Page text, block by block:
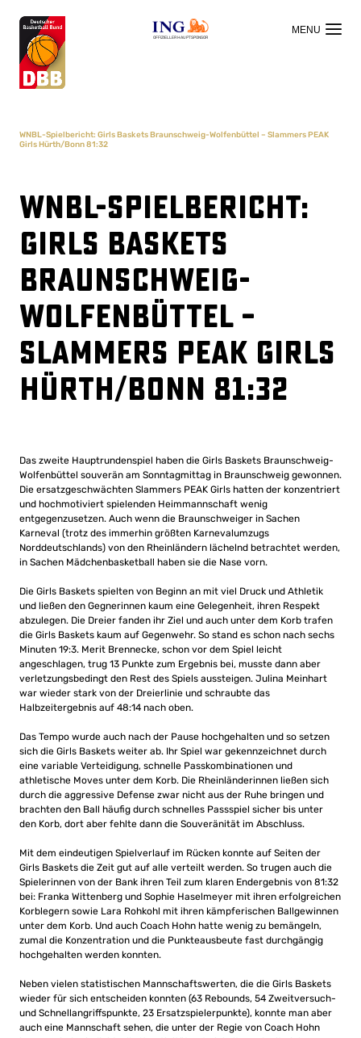
OFFIZIELLER HAUPTSPONSOR
WNBL-Spielbericht: Girls Baskets Braunschweig-Wolfenbüttel – Slammers PEAK
Girls Hürth/Bonn 81:32
WNBL-Spielbericht:
Girls Baskets
Braunschweig-
Wolfenbüttel –
Slammers PEAK Girls
Hürth/Bonn 81:32
Das zweite Hauptrundenspiel haben die Girls Baskets Braunschweig-
Wolfenbüttel souverän am Sonntagmittag in Braunschweig gewonnen.
Die ersatzgeschwächten Slammers PEAK Girls hatten der konzentriert
und hochmotiviert spielenden Heimmannschaft wenig
entgegenzusetzen. Auch wenn die Braunschweiger in Sachen
Karneval (trotz des immerhin größten Karnevalumzugs
Norddeutschlands) von den Rheinländern lächelnd betrachtet werden,
in Sachen Mädchenbasketball haben sie die Nase vorn.
Die Girls Baskets spielten von Beginn an mit viel Druck und Athletik
und ließen den Gegnerinnen kaum eine Gelegenheit, ihren Respekt
abzulegen. Die Dreier fanden ihr Ziel und auch unter dem Korb trafen
die Girls Baskets kaum auf Gegenwehr. So stand es schon nach sechs
Minuten 19:3. Merit Brennecke, schon vor dem Spiel leicht
angeschlagen, trug 13 Punkte zum Ergebnis bei, musste dann aber
verletzungsbedingt den Rest des Spiels aussteigen. Julina Meinhart
war wieder stark von der Dreierlinie und schraubte das
Halbzeitergebnis auf 48:14 nach oben.
Das Tempo wurde auch nach der Pause hochgehalten und so setzen
sich die Girls Baskets weiter ab. Ihr Spiel war gekennzeichnet durch
eine variable Verteidigung, schnelle Passkombinationen und
athletische Moves unter dem Korb. Die Rheinländerinnen ließen sich
durch die aggressive Defense zwar nicht aus der Ruhe bringen und
brachten den Ball häufig durch schnelles Passspiel sicher bis unter
den Korb, dort aber fehlte dann die Souveränität im Abschluss.
Mit dem eindeutigen Spielverlauf im Rücken konnte auf Seiten der
Girls Baskets die Zeit gut auf alle verteilt werden. So trugen auch die
Spielerinnen von der Bank ihren Teil zum klaren Endergebnis von 81:32
bei: Franka Wittenberg und Sophie Haselmeyer mit ihren erfolgreichen
Korblegern sowie Lara Rohkohl mit ihren kämpferischen Ballgewinnen
unter dem Korb. Und auch Coach Hohn hatte wenig zu bemängeln,
zumal die Konzentration und die Punkteausbeute fast durchgängig
hochgehalten werden konnten.
Neben vielen statistischen Mannschaftswerten, die die Girls Baskets
wieder für sich entscheiden konnten (63 Rebounds, 54 Zweitversuch-
und Schnellangriffspunkte, 23 Ersatzspielerpunkte), konnte man aber
auch eine Mannschaft sehen, die unter der Regie von Coach Hohn